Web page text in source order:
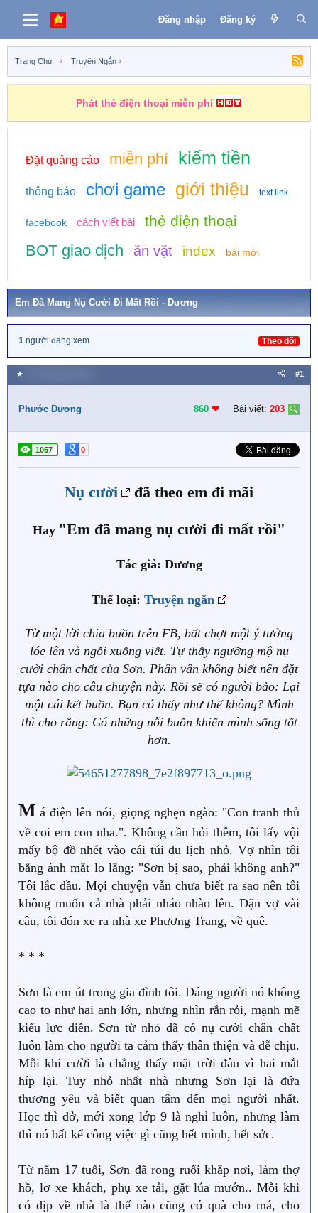
Đăng nhập Đăng ký
Trang Chủ Truyện Ngắn
Những nhiệm vụ kiếm tiền
Đặt quảng cáo miễn phí kiếm tiền
thông báo chơi game giới thiệu text link
facebook cách viết bài thẻ điện thoại
BOT giao dịch ăn vặt index bài mới
Em Đã Mang Nụ Cười Đi Mất Rồi - Dương
1 người đang xem Theo dõi
★ #1
Phước Dương 860 ❤︎ Bài viết: 203
1057 0
Nụ cười đã theo em đi mãi
Hay "Em đã mang nụ cười đi mất rồi"
Tác giả: Dương
Thể loại: Truyện ngắn
Từ một lời chia buồn trên FB, bất chợt một ý tưởng
lóe lên và ngồi xuống viết. Tự thấy ngưỡng mộ nụ
cười chân chất của Sơn. Phân vân không biết nên đặt
tựa nào cho câu chuyện này. Rồi sẽ có người bảo: Lại
một cái kết buồn. Bạn có thấy như thế không? Mình
thì cho rằng: Có những nỗi buồn khiến mình sống tốt
hơn.
M á điện lên nói, giọng nghẹn ngào: "Con tranh thủ
về coi em con nha.". Không cần hỏi thêm, tôi lấy vội
mấy bộ đồ nhét vào cái túi du lịch nhỏ. Vợ nhìn tôi
bằng ánh mắt lo lắng: "Sơn bị sao, phải không anh?"
Tôi lắc đầu. Mọi chuyện vẫn chưa biết ra sao nên tôi
không muốn cả nhà phải nháo nhào lên. Dặn vợ vài
câu, tôi đón xe ra nhà xe Phương Trang, về quê.
* * *
Sơn là em út trong gia đình tôi. Dáng người nó không
cao to như hai anh lớn, nhưng nhìn rắn rỏi, mạnh mẽ
kiểu lực điền. Sơn từ nhỏ đã có nụ cười chân chất
luôn làm cho người ta cảm thấy thân thiện và dễ chịu.
Mỗi khi cười là chẳng thấy mặt trời đâu vì hai mắt
híp lại. Tuy nhỏ nhất nhà nhưng Sơn lại là đứa
thương yêu và biết quan tâm đến mọi người nhất.
Học thì dở, mới xong lớp 9 là nghỉ luôn, nhưng làm
thì nó bất kể công việc gì cũng hết mình, hết sức.
Từ năm 17 tuổi, Sơn đã rong ruổi khắp nơi, làm thợ
hồ, lơ xe khách, phụ xe tải, gặt lúa mướn.. Mỗi khi
có dịp về nhà là thế nào cũng có quà cho má, cho